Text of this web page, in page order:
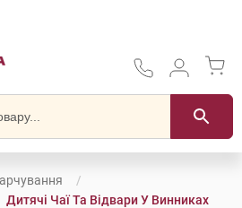
Дитячі Чаї Та Відвари У Винниках